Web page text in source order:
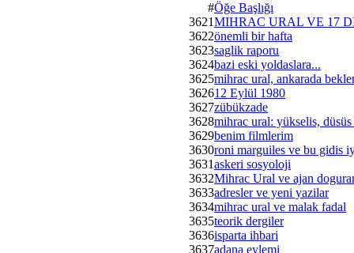
#Öğe Başlığı
3621MIHRAC URAL VE 17
3622önemli bir hafta
3623saglik raporu
3624bazi eski yoldaslara...
3625mihrac ural, ankarada
362612 Eylül 1980
3627zübükzade
3628mihrac ural: yükselis,
3629benim filmlerim
3630roni marguiles ve bu gidis
3631askeri sosyoloji
3632Mihrac Ural ve ajan
3633adresler ve yeni yazilar
3634mihrac ural ve malak fadal
3635teorik dergiler
3636isparta ihbari
3637adana eylemi